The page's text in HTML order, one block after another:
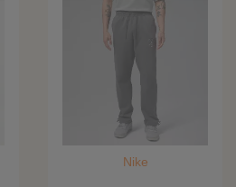
Nike